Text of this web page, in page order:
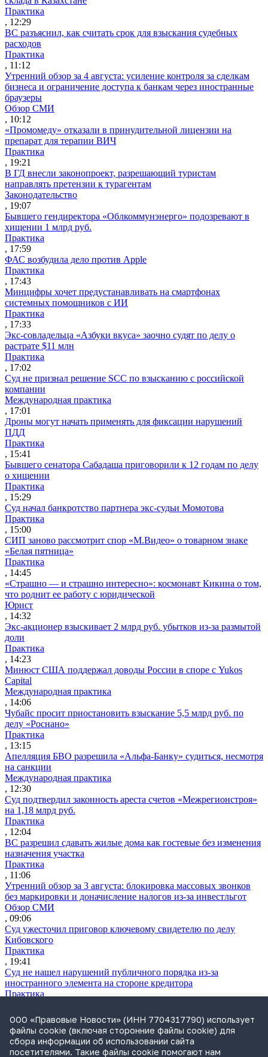
Практика
, 12:29
ВС разъяснил, как считать срок для взыскания судебных
расходов
Практика
, 11:12
Утренний обзор за 4 августа: усиление контроля за сделкам
бизнеса и ограничение доступа к банкам через иностранные
браузеры
Обзор СМИ
, 10:12
«Промомеду» отказали в принудительной лицензии на
препарат для терапии ВИЧ
Практика
, 19:21
В ГД внесли законопроект, разрешающий туристам
направлять претензии к турагентам
Законодательство
, 19:07
Бывшего гендиректора «Облкоммунэнерго» подозревают в
хищении 1 млрд руб.
Практика
, 17:59
ФАС возбудила дело против Apple
Практика
, 17:43
Минцифры хочет предустанавливать на смартфонах
системных помощников с ИИ
Практика
, 17:33
Экс-совладельца «Азбуки вкуса» заочно судят по делу о
растрате $11 млн
Практика
, 17:02
Суд не признал решение SCC по взысканию с российской
компании
Международная практика
, 17:01
Дроны могут начать применять для фиксации нарушений
ПДД
Практика
, 15:41
Бывшего сенатора Сабадаша приговорили к 12 годам по делу
о хищении
Практика
, 15:29
Суд начал банкротство партнера экс-судьи Момотова
Практика
, 15:00
СИП заново рассмотрит спор «М.Видео» о товарном знаке
«Белая пятница»
Практика
, 14:45
«Страшно — и страшно интересно»: космонавт Кикина о том,
что роднит ее работу с юридической
Юрист
, 14:32
Экс-акционер взыскивает 2 млрд руб. убытков из-за размытой
доли
Практика
, 14:23
Минюст США поддержал доводы России в споре с Yukos
Capital
Международная практика
, 14:06
Чубайс просит приостановить взыскание 5,5 млрд руб. по
делу «Роснано»
Практика
, 13:15
Апелляция БВО разрешила «Альфа-Банку» судиться, несмотря
на санкции
Международная практика
, 12:30
Суд подтвердил законность ареста счетов «Межрегионстроя»
на 1,18 млрд руб.
Практика
, 12:04
ВС разрешил сдавать жилые дома как гостевые без изменения
назначения участка
Практика
, 11:06
Утренний обзор за 3 августа: блокировка массовых звонков
без маркировки и доначисление налогов из-за инвестльгот
Обзор СМИ
, 09:06
Суд ужесточил приговор ключевому свидетелю по делу
Кибовского
Практика
, 19:41
Суд не нашел нарушений публичного порядка из-за
иностранного элемента на стороне кредитора
Практика
В «Деловой России» прокомментировали арест руководства
«Эфко»
Практика
, 17:49
ООО «Правовые Новости» (ИНН 7704317790) использует
файлы cookie (включая сторонние файлы cookie) для
сбора информации об использовании сайта
посетителями. Такие файлы cookie помогают нам